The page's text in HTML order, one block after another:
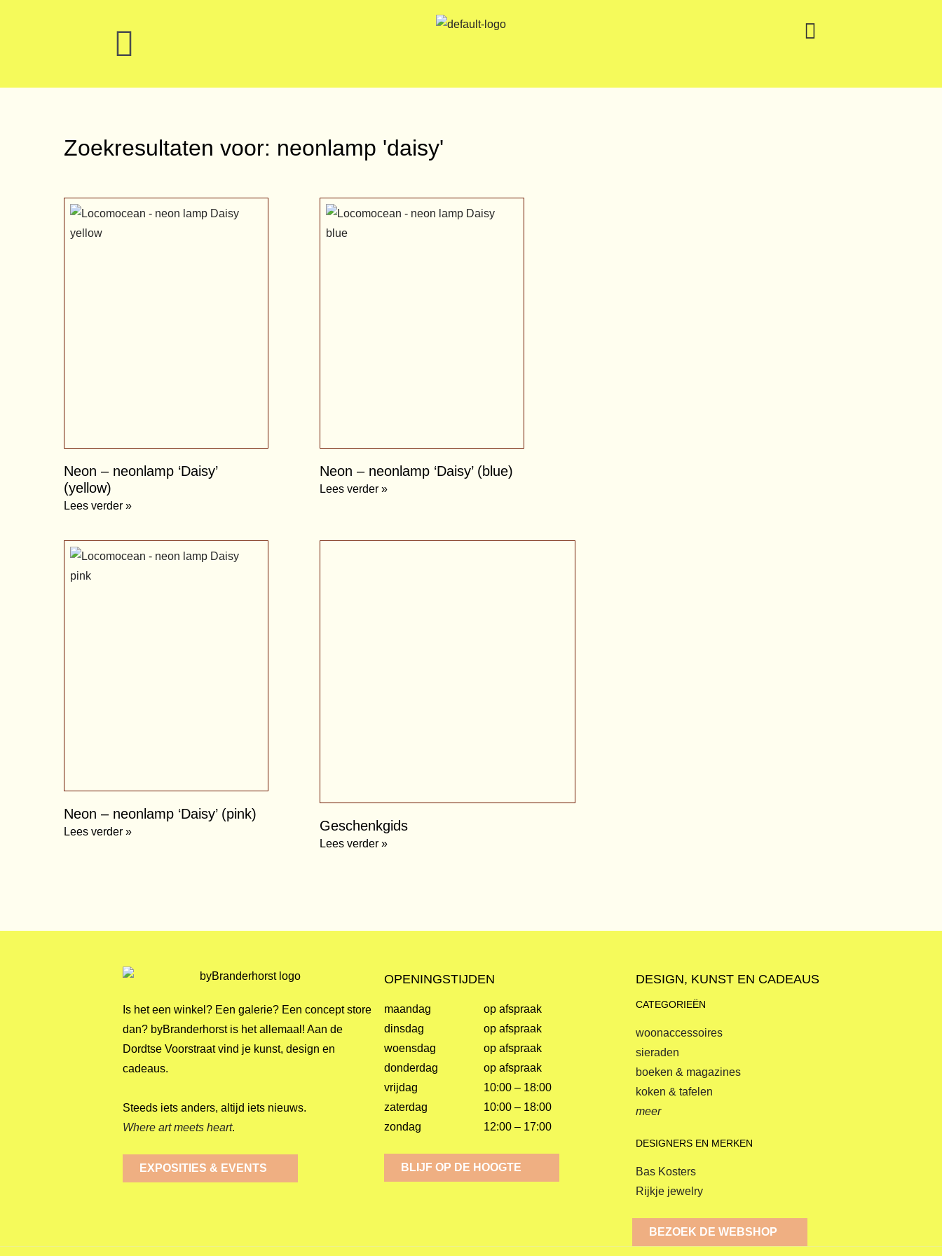
Zoekresultaten voor: neonlamp 'daisy'
Neon – neonlamp ‘Daisy’
(yellow)
Lees verder »
Neon – neonlamp ‘Daisy’ (blue)
Lees verder »
Neon – neonlamp ‘Daisy’ (pink)
Lees verder » Geschenkgids
Lees verder »
Is het een winkel? Een galerie? Een concept store
dan? byBranderhorst is het allemaal! Aan de
Dordtse Voorstraat vind je kunst, design en
cadeaus.
Steeds iets anders, altijd iets nieuws.
Where art meets heart.
EXPOSITIES & EVENTS
OPENINGSTIJDEN
maandag
dinsdag
woensdag
donderdag
vrijdag
zaterdag
zondag
op afspraak
op afspraak
op afspraak
op afspraak
10:00 – 18:00
10:00 – 18:00
12:00 – 17:00
BLIJF OP DE HOOGTE
DESIGN, KUNST EN CADEAUS
CATEGORIEËN
woonaccessoires
sieraden
boeken & magazines
koken & tafelen
meer
DESIGNERS EN MERKEN
Bas Kosters
Rijkje jewelry
BEZOEK DE WEBSHOP